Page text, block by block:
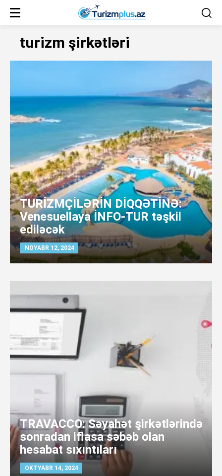
turizm şirkətləri
TURİZMÇİLƏRİN DİQQƏTİNƏ:
Venesuellaya İNFO-TUR təşkil
ediləcək
NOYABR 12, 2024
TRAVACCO: Səyahət şirkətlərində
sonradan iflasa səbəb olan
hesabat sıxıntıları
OKTYABR 14, 2024